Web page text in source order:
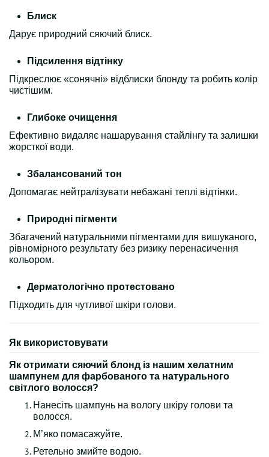
Блиск
Дарує природний сяючий блиск.
Підсилення відтінку
Підкреслює «сонячні» відблиски блонду та робить колір
чистішим.
Глибоке очищення
Ефективно видаляє нашарування стайлінгу та залишки
жорсткої води.
Збалансований тон
Допомагає нейтралізувати небажані теплі відтінки.
Природні пігменти
Збагачений натуральними пігментами для вишуканого,
рівномірного результату без ризику перенасичення
кольором.
Дерматологічно протестовано
Підходить для чутливої шкіри голови.
Як використовувати
Як отримати сяючий блонд із нашим хелатним
шампунем для фарбованого та натурального
світлого волосся?
Нанесіть шампунь на вологу шкіру голови та
волосся.
М’яко помасажуйте.
Ретельно змийте водою.